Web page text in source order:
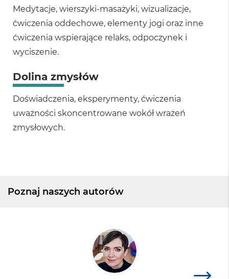
Medytacje, wierszyki-masażyki, wizualizacje,
ćwiczenia oddechowe, elementy jogi oraz inne
ćwiczenia wspierające relaks, odpoczynek i
wyciszenie.
Dolina zmysłów
Doświadczenia, eksperymenty, ćwiczenia
uważności skoncentrowane wokół wrażeń
zmysłowych.
Poznaj naszych autorów